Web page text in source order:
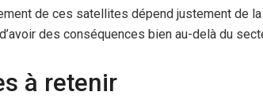
de ces satellites dépend justement de
des conséquences bien au-delà du
à retenir